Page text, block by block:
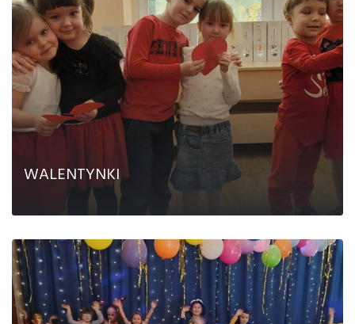
WALENTYNKI
CZYTAJ DALEJ